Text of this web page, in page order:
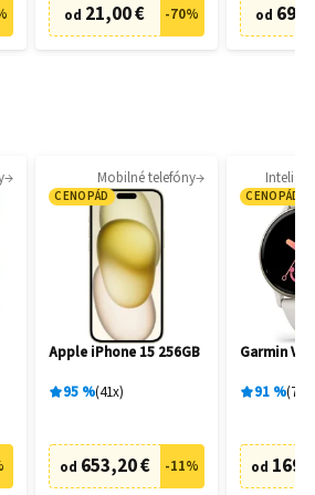
od 21,00 € -70% od
Mobilné telefóny
CENOPÁD
Apple iPhone 15 256GB
95% 41x
od 653,20 € -11%
CENOPÁD
Garmin
91% 77
od